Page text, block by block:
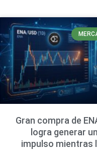
Gran compra de
logra generar un
impulso mientras